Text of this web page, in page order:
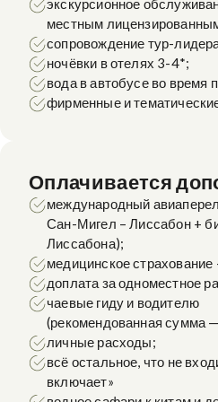
экскурсионное
местным
сопровождение тур-
ночёвки в отелях 3-4*;
вода в автобусе во время
фирменные и
Оплачивается
международный
Сан-Мигел – Лиссабон +
Лиссабона);
медицинское
доплата за одноместное
чаевые гиду и водителю
(рекомендованная сумма
личные расходы;
всё остальное, что не
включает»